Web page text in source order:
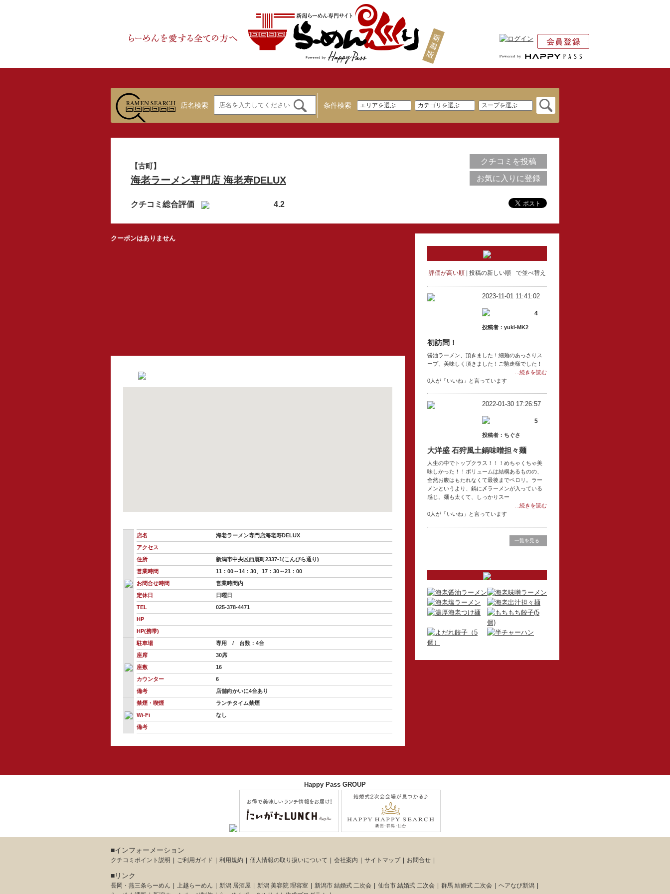
店名検索 条件検索
【古町】
海老ラーメン専門店 海老寿DELUX
クチコミ総合評価 4.2
クチコミを投稿
お気に入りに登録
クーポンはありません
店名
海老ラーメン専門店海老寿DELUX
アクセス
住所
新潟市中央区西厩町2337-1(こんぴら通り)
営業時間
11：00～14：30、17：30～21：00
お問合せ時間
営業時間内
定休日
日曜日
TEL
025-378-4471
HP
HP(携帯)
駐車場
専用 / 台数：4台
座席
30席
座敷
16
カウンター
6
備考
店舗向かいに4台あり
禁煙・喫煙
ランチタイム禁煙
Wi-Fi
なし
備考
評価が高い順 投稿の新しい順 で並べ替え
2023-11-01 11:41:02
4
投稿者：yuki-MK2
初訪問！
醤油ラーメン、頂きました！細麺のあっさりス
ープ、美味しく頂きました！ご馳走様でした！
...続きを読む
0人が「いいね」と言っています
2022-01-30 17:26:57
5
投稿者：ちぐさ
大洋盛 石狩風土鍋味噌担々麺
人生の中でトップクラス！！！めちゃくちゃ美
味しかった！！ボリュームは結構あるものの、
全然お腹はもたれなくて最後までペロリ。ラー
メンというより、鍋に〆ラーメンが入っている
感じ。麺も太くて、しっかりスー
...続きを読む
0人が「いいね」と言っています
一覧を見る
Happy Pass GROUP
■インフォーメーション
クチコミポイント説明 ご利用ガイド 利用規約 個人情報の取り扱いについて 会社案内 サイトマップ お問合せ
■リンク
長岡・燕三条らーめん 上越らーめん 新潟 居酒屋 新潟 美容院 理容室 新潟市 結婚式 二次会 仙台市 結婚式 二次会 群馬 結婚式 二次会
ヘアなび新潟